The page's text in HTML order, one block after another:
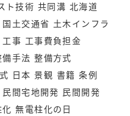
ト技術 共同溝 北海道
国土交通省 土木インフラ
工事 工事費負担金
備手法 整備方式
日本 景観 書籍 条例
民間宅地開発 民間開発
無電柱化の日